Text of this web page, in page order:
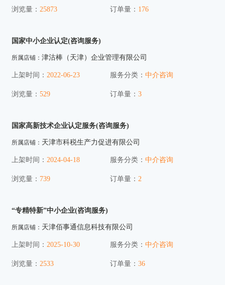
浏览量： 25873 订单量： 176
国家中小企业认定(咨询服务)
所属店铺： 津沽棒（天津）企业管理有限公司
上架时间： 2022-06-23 服务分类： 中介咨询
浏览量： 529 订单量： 3
国家高新技术企业认定服务(咨询服务)
所属店铺： 天津市科税生产力促进有限公司
上架时间： 2024-04-18 服务分类： 中介咨询
浏览量： 739 订单量： 2
“专精特新”中小企业(咨询服务)
所属店铺： 天津佰事通信息科技有限公司
上架时间： 2025-10-30 服务分类： 中介咨询
浏览量： 2533 订单量： 36